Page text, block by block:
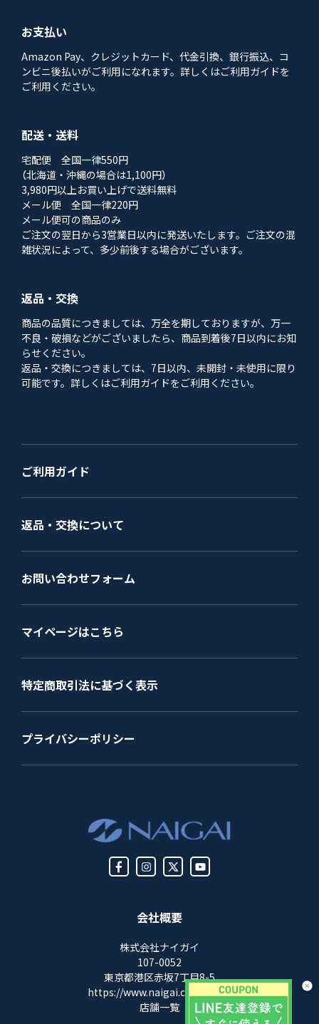
会社概要
株式会社ナイガイ
107-0052
東京都港区赤坂7丁目8-5
https://www.naigai.co.jp/corp/
店舗一覧
お支払い
Amazon Pay、クレジットカード、代金引換、銀行振込、コ
ンビニ後払いがご利用になれます。詳しくはご利用ガイドを
ご利用ください。
配送・送料
宅配便 全国一律550円
（北海道・沖縄の場合は1,100円）
3,980円以上お買い上げで送料無料
メール便 全国一律220円
メール便可の商品のみ
ご注文の翌日から3営業日以内に発送いたします。ご注文の混
雑状況によって、多少前後する場合がございます。
返品・交換
商品の品質につきましては、万全を期しておりますが、万一
不良・破損などがございましたら、商品到着後7日以内にお知
らせください。
返品・交換につきましては、7日以内、未開封・未使用に限り
可能です。詳しくはご利用ガイドをご利用ください。
ご利用ガイド
返品・交換について
お問い合わせフォーム
マイページはこちら
特定商取引法に基づく表示
プライバシーポリシー